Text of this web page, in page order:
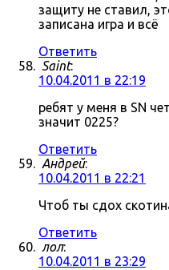
защиту не ставил,
записана игра и всё
Ответить
Saint:
10.04.2011 в 22:19
ребят у меня в SN
значит 0225?
Ответить
Андрей:
10.04.2011 в 22:21
Чтоб ты сдох
Ответить
лол:
10.04.2011 в 23:29